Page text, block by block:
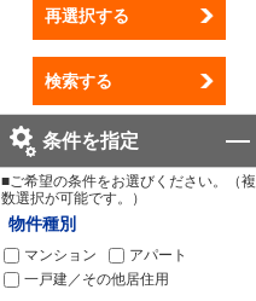
再選択する
検索する
条件を指定
■ご希望の条件をお選びください。（複
数選択が可能です。）
物件種別
マンション
アパート
一戸建／その他居住用